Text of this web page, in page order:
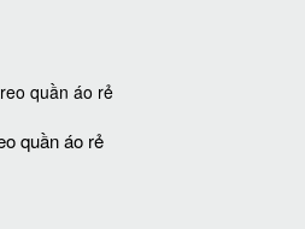
quần áo rẻ